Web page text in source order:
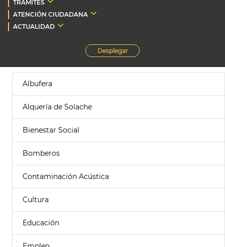
TRÁMITES
ATENCIÓN CIUDADANA
ACTUALIDAD
Desplegar
Albufera
Alquería de Solache
Bienestar Social
Bomberos
Contaminación Acústica
Cultura
Educación